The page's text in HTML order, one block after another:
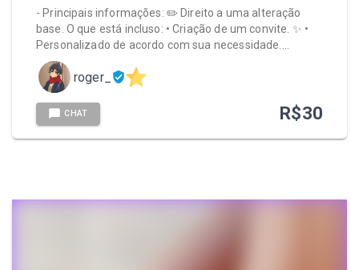
- Principais informações: ✏️ Direito a uma alteração
base. O que está incluso: • Criação de um convite. ✨ •
Personalizado de acordo com sua necessidade.…
roger_
CHAT R$30